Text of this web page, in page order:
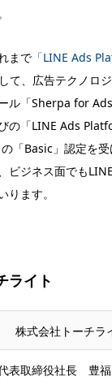
まで 「LINE Ads
て、広告テクノロ
ル「Sherpa for
の「LINE Ads
「Basic」認定を
ビジネス面でも
ります。
ライト
株式会社トーチラ
表取締役社長 豊